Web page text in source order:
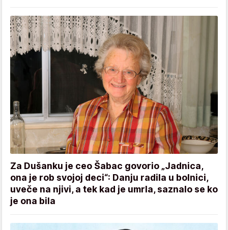
Za Dušanku je ceo Šabac govorio „Jadnica,
ona je rob svojoj deci“: Danju radila u bolnici,
uveče na njivi, a tek kad je umrla, saznalo se ko
je ona bila